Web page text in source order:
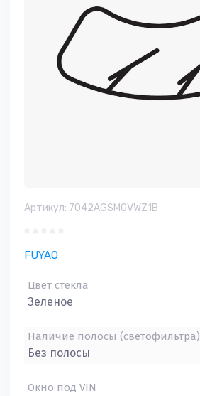
Артикул: 7042AGSMOVWZ1B
FUYAO
Цвет стекла
Зеленое
Наличие полосы (светофильтра)
Без полосы
Окно под VIN